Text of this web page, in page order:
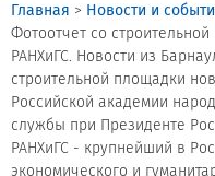
Светопрозрачные
заказчиков
Техподдержка
Сертификаты на
Главная > Новости и
Фотоотчет со
РАНХиГС. Новости из
строительной площадки
Российской академии
службы при Президенте
РАНХиГС - крупнейший в
экономического и